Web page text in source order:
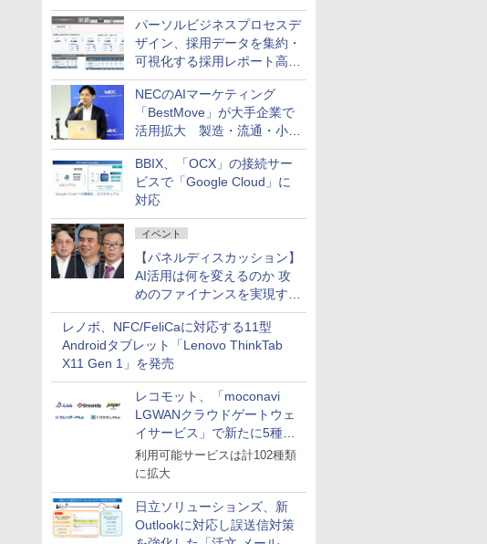
のデータ化などに対応
パーソルビジネスプロセスデ
ザイン、採用データを集約・
可視化する採用レポート高速
化サービスを提供
NECのAIマーケティング
「BestMove」が大手企業で
活用拡大 製造・流通・小売
企業・広告代理店などが実装
フェーズへ
BBIX、「OCX」の接続サー
ビスで「Google Cloud」に
対応
イベント
【パネルディスカッション】
AI活用は何を変えるのか 攻
めのファイナンスを実現する
業務設計とマインドセット変
革
レノボ、NFC/FeliCaに対応する11型
Androidタブレット「Lenovo ThinkTab
X11 Gen 1」を発売
レコモット、「moconavi
LGWANクラウドゲートウェ
イサービス」で新たに5種類
のサービスと連携開始
利用可能サービスは計102種類
に拡大
日立ソリューションズ、新
Outlookに対応し誤送信対策